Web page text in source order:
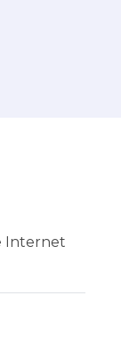
Internet